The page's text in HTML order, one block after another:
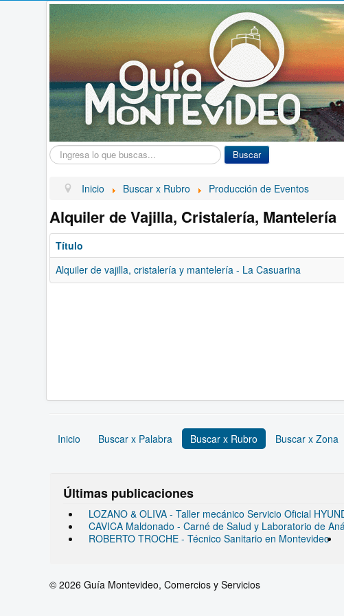
Buscar... Buscar
Inicio Buscar x Rubro Producción de Eventos
Alquiler de Vajilla, Cristalería, Mantelería
Título
Alquiler de vajilla, cristalería y mantelería - La Casuarina
Inicio Buscar x Palabra Buscar x Rubro Buscar x Zona
Últimas publicaciones
LOZANO & OLIVA - Taller mecánico Servicio Oficial
CAVICA Maldonado - Carné de Salud y Laboratorio de
ROBERTO TROCHE - Técnico Sanitario en Montevideo
© 2026 Guía Montevideo, Comercios y Servicios